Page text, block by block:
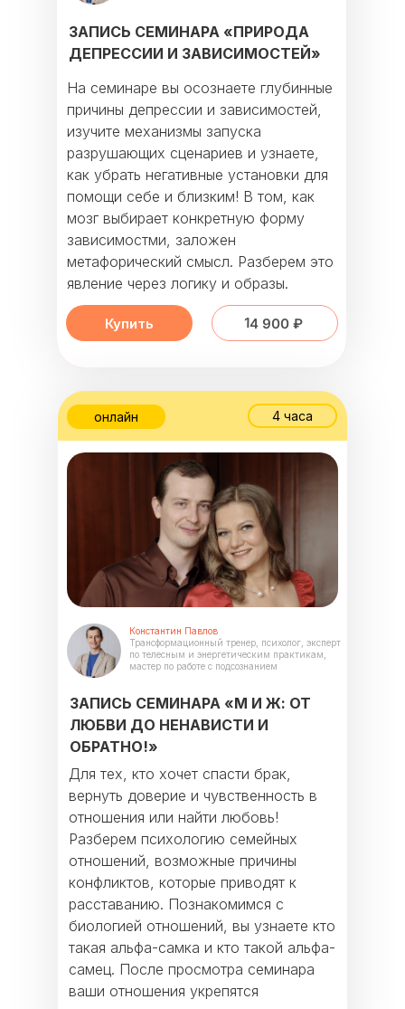
ЗАПИСЬ СЕМИНАРА «ПРИРОДА
ДЕПРЕССИИ И ЗАВИСИМОСТЕЙ»
На семинаре вы осознаете глубинные
причины депрессии и зависимостей,
изучите механизмы запуска
разрушающих сценариев и узнаете,
как убрать негативные установки для
помощи себе и близким! В том, как
мозг выбирает конкретную форму
зависимостми, заложен
метафорический смысл. Разберем это
явление через логику и образы.
ЗАПИСЬ СЕМИНАРА «М И Ж: ОТ
ЛЮБВИ ДО НЕНАВИСТИ И
ОБРАТНО!»
Для тех, кто хочет спасти брак,
вернуть доверие и чувственность в
отношения или найти любовь!
Разберем психологию семейных
отношений, возможные причины
конфликтов, которые приводят к
расставанию. Познакомимся с
биологией отношений, вы узнаете кто
такая альфа-самка и кто такой альфа-
самец. После просмотра семинара
ваши отношения укрепятся
Константин Павлов
Трансформационный тренер, психолог, эксперт
по телесным и энергетическим практикам,
мастер по работе с подсознанием
4 часа
онлайн
Купить 14 900 ₽